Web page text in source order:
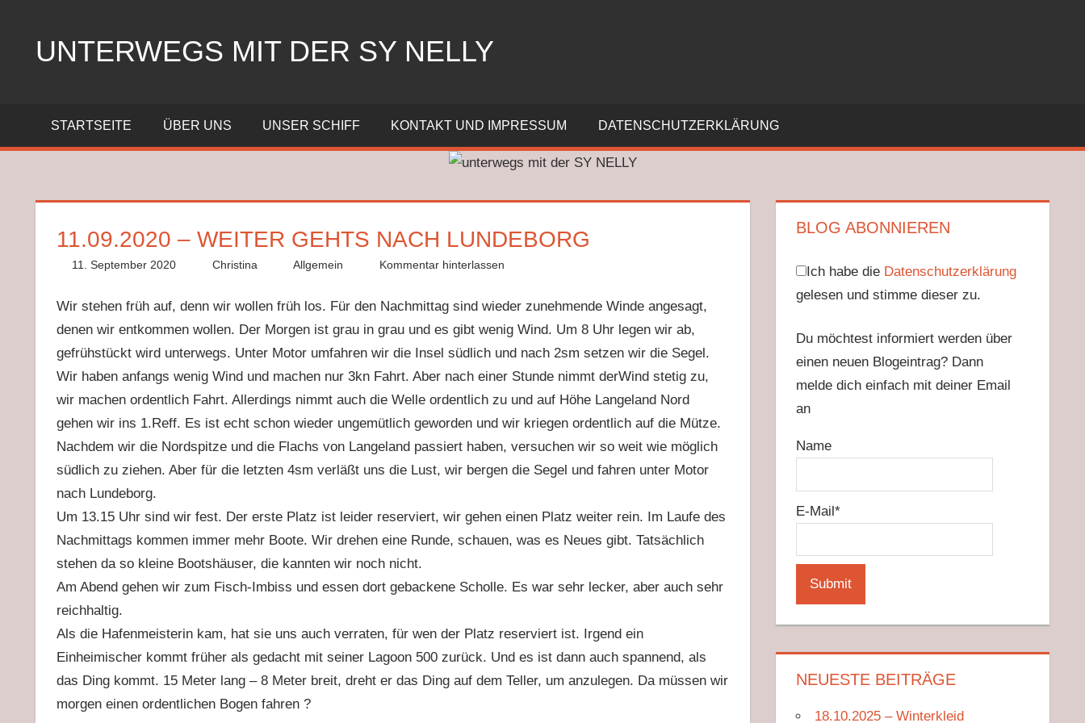
springenUNTERWEGS MIT DER SY NELLY
der
SY
STARTSEITE ÜBER UNS UNSER SCHIFF KONTAKT UND IMPRESSUM DATENSCHUTZERKLÄRUNG
11.09.2020 – WEITER GEHTS NACH LUNDEBORG
11. September 2020 Christina Allgemein Kommentar hinterlassen
Wir stehen früh auf, denn wir wollen früh los. Für den Nachmittag sind wieder zunehmende Winde angesagt,
denen wir entkommen wollen. Der Morgen ist grau in grau und es gibt wenig Wind. Um 8 Uhr legen wir ab,
gefrühstückt wird unterwegs. Unter Motor umfahren wir die Insel südlich und nach 2sm setzen wir die Segel.
Wir haben anfangs wenig Wind und machen nur 3kn Fahrt. Aber nach einer Stunde nimmt derWind stetig zu,
wir machen ordentlich Fahrt. Allerdings nimmt auch die Welle ordentlich zu und auf Höhe Langeland Nord
gehen wir ins 1.Reff. Es ist echt schon wieder ungemütlich geworden und wir kriegen ordentlich auf die Mütze.
Nachdem wir die Nordspitze und die Flachs von Langeland passiert haben, versuchen wir so weit wie möglich
südlich zu ziehen. Aber für die letzten 4sm verläßt uns die Lust, wir bergen die Segel und fahren unter Motor
nach Lundeborg.
Um 13.15 Uhr sind wir fest. Der erste Platz ist leider reserviert, wir gehen einen Platz weiter rein. Im Laufe des
Nachmittags kommen immer mehr Boote. Wir drehen eine Runde, schauen, was es Neues gibt. Tatsächlich
stehen da so kleine Bootshäuser, die kannten wir noch nicht.
Am Abend gehen wir zum Fisch-Imbiss und essen dort gebackene Scholle. Es war sehr lecker, aber auch sehr
reichhaltig.
Als die Hafenmeisterin kam, hat sie uns auch verraten, für wen der Platz reserviert ist. Irgend ein
Einheimischer kommt früher als gedacht mit seiner Lagoon 500 zurück. Und es ist dann auch spannend, als
das Ding kommt. 15 Meter lang – 8 Meter breit, dreht er das Ding auf dem Teller, um anzulegen. Da müssen wir
morgen einen ordentlichen Bogen fahren ?
BLOG ABONNIEREN
Ich habe die Datenschutzerklärung
gelesen und stimme dieser zu.
Du möchtest informiert werden über
einen neuen Blogeintrag? Dann
melde dich einfach mit deiner Email
an
Name
E-Mail*
NEUESTE BEITRÄGE
18.10.2025 – Winterkleid